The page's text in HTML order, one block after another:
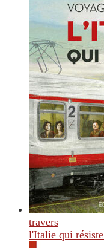
travers
l'Italie qui résiste